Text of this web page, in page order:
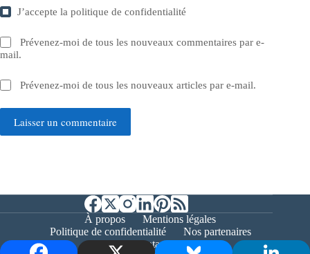
J’accepte lapolitique de confidentialité
Prévenez-moi de tous les nouveaux commentaires par e-
mail.
Prévenez-moi de tous les nouveaux articles par e-mail.
Laisser un commentaire
À propos
Mentions légales
Politique de confidentialité
Nos partenaires
Contact